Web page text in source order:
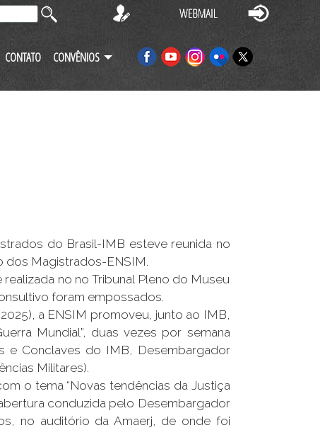
CONTATO CONVÊNIOS
do Brasil-IMB esteve reunida no
dos Magistrados-ENSIM.
no no Tribunal Pleno do Museu
foram empossados.
a ENSIM promoveu, junto ao IMB,
Mundial”, duas vezes por semana
e Conclaves do IMB, Desembargador
Militares).
o tema “Novas tendências da Justiça
conduzida pelo Desembargador
no auditório da Amaerj, de onde foi